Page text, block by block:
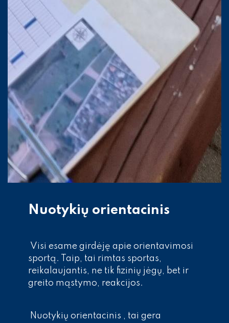
Nuotykių orientacinis
Visi esame girdėję apie orientavimosi
sportą. Taip, tai rimtas sportas,
reikalaujantis, ne tik fizinių jėgų, bet ir
greito mąstymo, reakcijos.
Nuotykių orientacinis , tai gera